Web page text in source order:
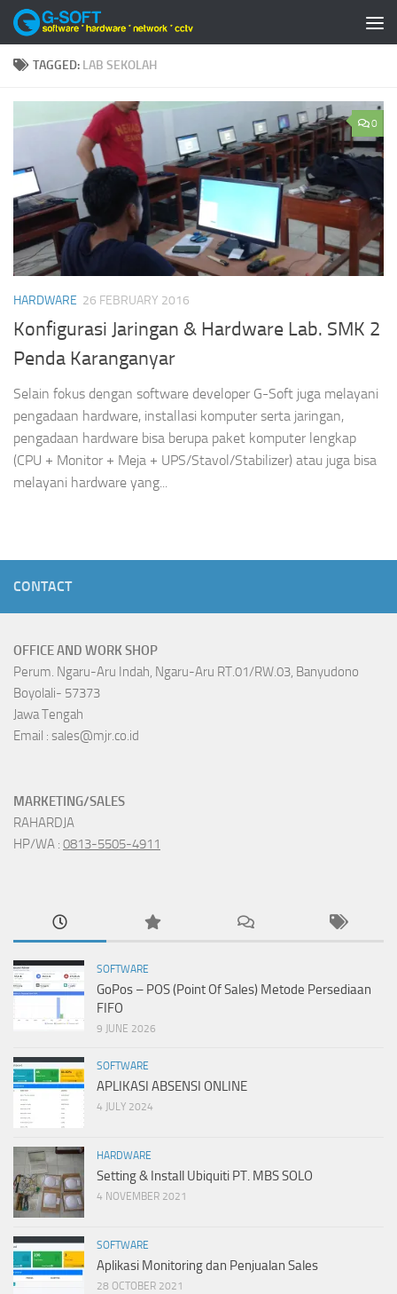
Skip to content
TAGGED: LAB SEKOLAH
0
HARDWARE 26 FEBRUARY 2016
Konfigurasi Jaringan & Hardware Lab. SMK 2
Penda Karanganyar
Selain fokus dengan software developer G-Soft juga melayani
pengadaan hardware, installasi komputer serta jaringan,
pengadaan hardware bisa berupa paket komputer lengkap
(CPU + Monitor + Meja + UPS/Stavol/Stabilizer) atau juga bisa
melayani hardware yang...
CONTACT
OFFICE AND WORK SHOP
Perum. Ngaru-Aru Indah, Ngaru-Aru RT.01/RW.03, Banyudono
Boyolali- 57373
Jawa Tengah
Email : sales@mjr.co.id
MARKETING/SALES
RAHARDJA
HP/WA : 0813-5505-4911
SOFTWARE
GoPos – POS (Point Of Sales) Metode Persediaan
FIFO
9 JUNE 2026
SOFTWARE
APLIKASI ABSENSI ONLINE
4 JULY 2024
HARDWARE
Setting & Install Ubiquiti PT. MBS SOLO
4 NOVEMBER 2021
SOFTWARE
Aplikasi Monitoring dan Penjualan Sales
28 OCTOBER 2021